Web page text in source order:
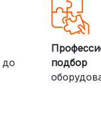
до
подбор